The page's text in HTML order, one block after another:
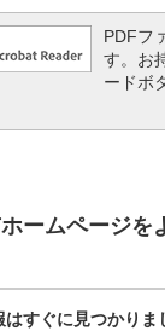
PDFフ
す。お
ードボ
ームページを
はすぐに見つかりま